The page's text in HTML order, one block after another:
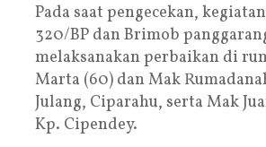
Pada saat pengecekan,
320/BP dan Brimob
melaksanakan perbaikan di
Marta (60) dan Mak
Julang, Ciparahu, serta Mak
Kp. Cipendey.